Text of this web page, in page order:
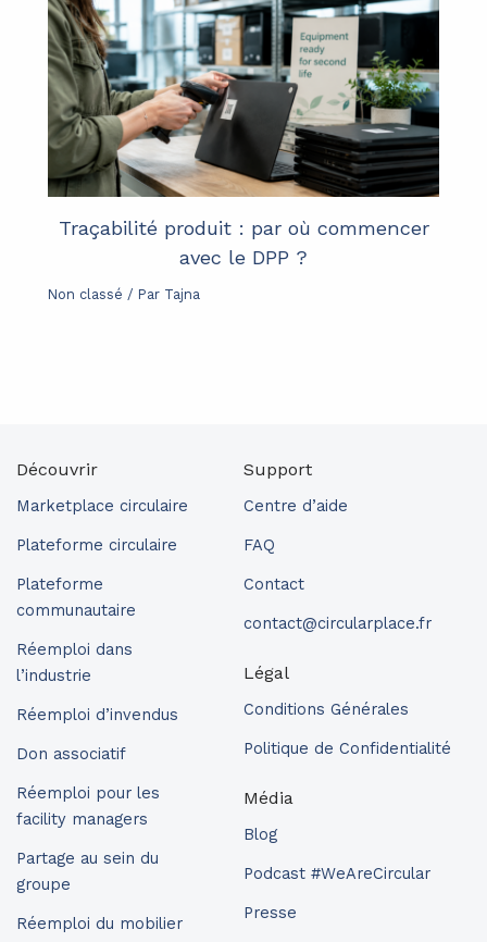
Traçabilité produit : par où commencer
avec le DPP ?
Non classé / Par Tajna
Découvrir
Marketplace circulaire
Plateforme circulaire
Plateforme
communautaire
Réemploi dans
l’industrie
Réemploi d’invendus
Don associatif
Réemploi pour les
facility managers
Partage au sein du
groupe
Réemploi du mobilier
Support
Centre d’aide
FAQ
Contact
contact@circularplace.fr
Légal
Conditions Générales
Politique de Confidentialité
Média
Blog
Podcast #WeAreCircular
Presse